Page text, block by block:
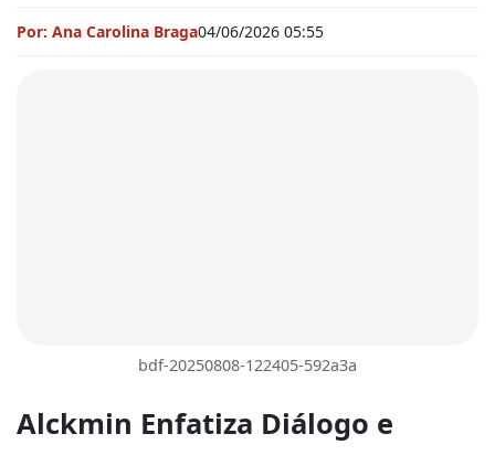
Por: Ana Carolina Braga04/06/2026 05:55
bdf-20250808-122405-592a3a
Alckmin Enfatiza Diálogo e